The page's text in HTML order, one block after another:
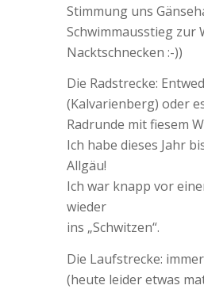
Stimmung uns
Schwimmausstieg zur
Nacktschnecken :-))
Die Radstrecke:
(Kalvarienberg) oder
Radrunde mit fiesem
Ich habe dieses Jahr
Allgäu!
Ich war knapp vor
wieder
ins „Schwitzen“.
Die Laufstrecke:
(heute leider etwas